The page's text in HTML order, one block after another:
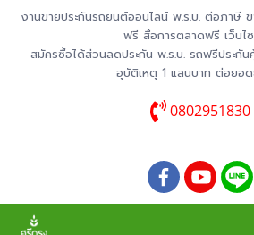
งานขายประกันรถยนต์ออนไลน์ พ.ร.บ. ต่อภาษี
ฟรี สื่อการตลาดฟรี เว็บไ
สมัครซื้อได้ส่วนลดประกัน พ.ร.บ. รถฟรีประกั
อุบัติเหตุ 1 แสนบาท ต่อยอ
0802951830